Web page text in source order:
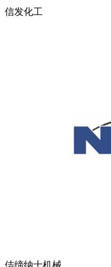
信发化工
佶缔纳士机械